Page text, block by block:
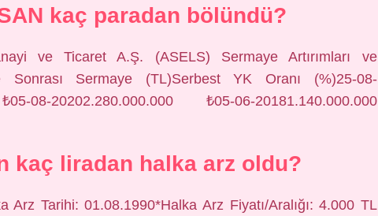
kaç paradan bölündü?
ve Ticaret A.Ş. (ASELS) Sermaye Artırımları ve
Sonrası Sermaye (TL)Serbest YK Oranı (%)25-08-
08-20202.280.000.000 ₺05-06-20181.140.000.000
kaç liradan halka arz oldu?
Arz Tarihi: 01.08.1990*Halka Arz Fiyatı/Aralığı: 4.000 TL